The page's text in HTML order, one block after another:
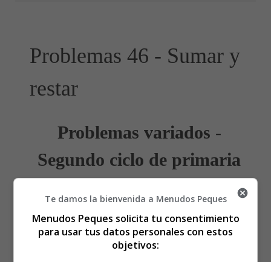
Problemas 46 - Sumar y
restar
Problemas variados -
Segundo ciclo de primaria
Recursos educativos-Fichas didácticas
Para imprimir losproblemas, copiarlos en un documento
de texto.
Te damos la bienvenida a Menudos Peques
Menudos Peques solicita tu consentimiento
para usar tus datos personales con estos
objetivos: